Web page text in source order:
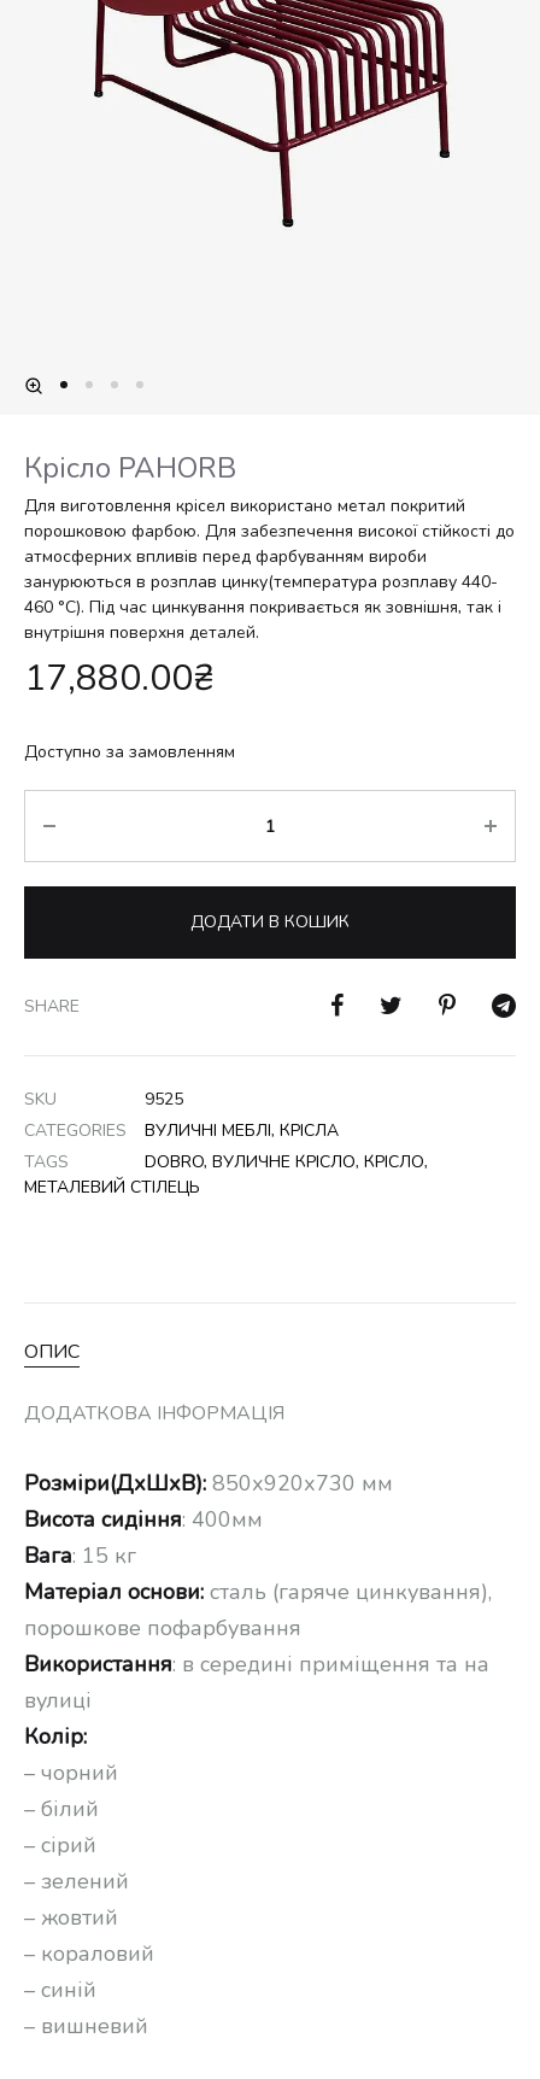
Крісло PAHORB
Для виготовлення крісел використано метал покритий
порошковою фарбою. Для забезпечення високої стійкості до
атмосферних впливів перед фарбуванням вироби
занурюються в розплав цинку(температура розплаву 440-
460 °С). Під час цинкування покривається як зовнішня, так і
внутрішня поверхня деталей.
17,880.00₴
Доступно за замовленням
ДОДАТИ В КОШИК
SHARE
SKU
9525
CATEGORIES
ВУЛИЧНІ МЕБЛІ, КРІСЛА
TAGS
DOBRO, ВУЛИЧНЕ КРІСЛО, КРІСЛО,
МЕТАЛЕВИЙ СТІЛЕЦЬ
ОПИС
ДОДАТКОВА ІНФОРМАЦІЯ
Розміри(ДхШхВ): 850х920х730 мм
Висота сидіння: 400мм
Вага: 15 кг
Матеріал основи: сталь (гаряче цинкування),
порошкове пофарбування
Використання: в середині приміщення та на
вулиці
Колір:
– чорний
– білий
– сірий
– зелений
– жовтий
– кораловий
– синій
– вишневий